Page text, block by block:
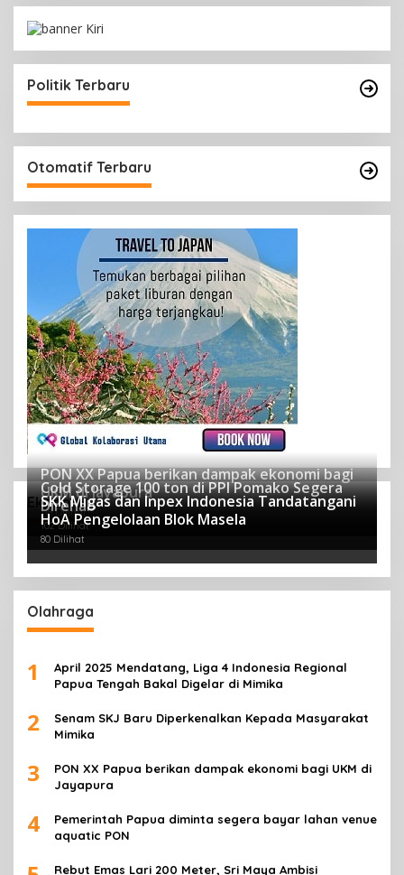
Politik Terbaru
Otomatif Terbaru
Ekonomi
PON XX Papua berikan dampak ekonomi bagi
UKM di Jayapura
118 Dilihat
Cold Storage 100 ton di PPI Pomako Segera
Direhab
102 Dilihat
SKK Migas dan Inpex Indonesia Tandatangani
HoA Pengelolaan Blok Masela
80 Dilihat
Olahraga
1
April 2025 Mendatang, Liga 4 Indonesia Regional
Papua Tengah Bakal Digelar di Mimika
2
Senam SKJ Baru Diperkenalkan Kepada Masyarakat
Mimika
3
PON XX Papua berikan dampak ekonomi bagi UKM di
Jayapura
4
Pemerintah Papua diminta segera bayar lahan venue
aquatic PON
Rebut Emas Lari 200 Meter, Sri Maya Ambisi